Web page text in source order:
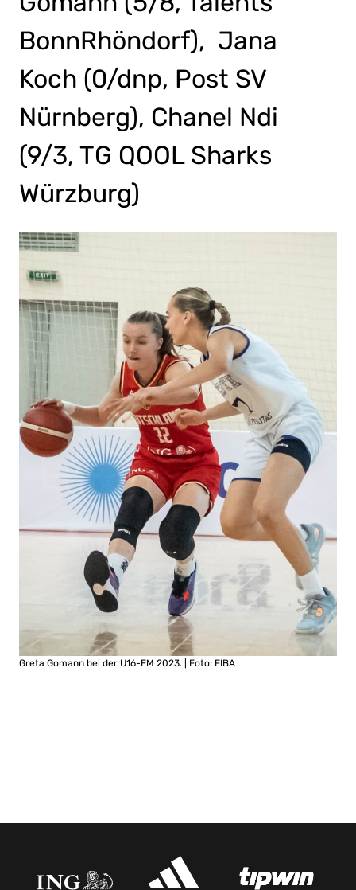
BonnRhöndorf), Jana
Koch (0/dnp, Post SV
Nürnberg), Chanel Ndi
(9/3, TG QOOL Sharks
Würzburg)
Greta Gomann bei der U16-EM 2023. | Foto: FIBA